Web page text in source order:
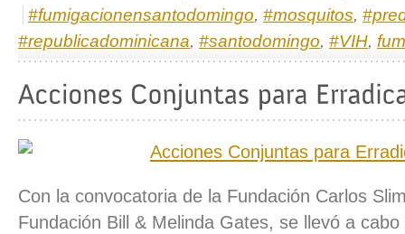
#fumigacionensantodomingo, #mosquitos,
#republicadominicana, #santodomingo, #VIH,
Con la convocatoria de la Fundación Carlos
Fundación Bill & Melinda Gates, se llevó a